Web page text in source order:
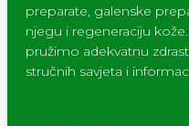
preparate, galenske
njegu i regeneraciju
pružimo adekvatnu
stručnih savjeta i